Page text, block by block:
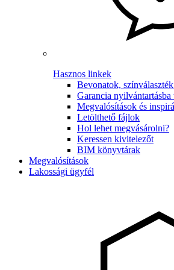
Hasznos linkek
Bevonatok,
Garancia nyilvántartásba
Megvalósítások és
Letölthető fájlok
Hol lehet megvásárolni?
Keressen kivitelezőt
BIM könyvtárak
Megvalósítások
Lakossági ügyfél